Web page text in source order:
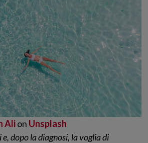
Alion Unsplash
dopo la diagnosi, la voglia di